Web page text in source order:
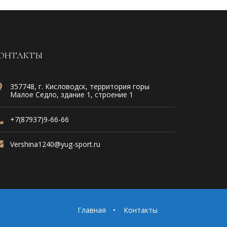
357748, г. Кисловодск, территория горы
Малое Седло, здание 1, строение 1
+7(87937)9-66-66
Vershina1240@yug-sport.ru
Главная Контакты